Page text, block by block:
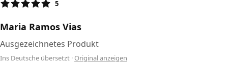
5
Maria Ramos Vias
Ausgezeichnetes Produkt
Ins Deutsche übersetzt · Original anzeigen